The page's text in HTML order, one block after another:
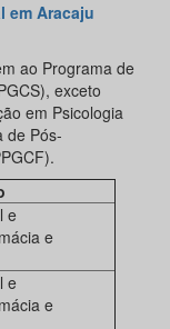
em Aracaju
ao Programa de
exceto
em Psicologia
de Pós-
e
e
e
e